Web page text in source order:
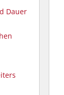
Dauer